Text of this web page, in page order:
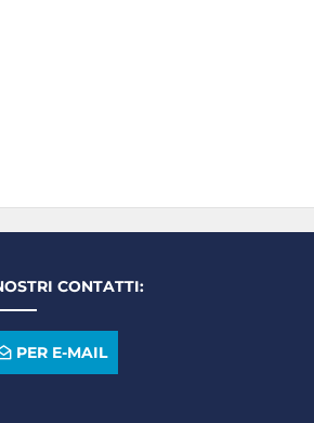
CONTATTI:
PER E-MAIL